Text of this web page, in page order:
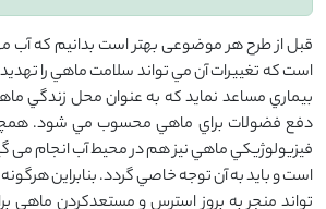
قبل از طرح هر موضوعی بهتر است بدانیم که
است كه تغييرات آن مي تواند سلامت ماهي را تهديد
بيماري مساعد نمايد كه به عنوان محل زندگي
دفع فضولات براي ماهي محسوب مي شود.
فيزيولوژيكي ماهي نیز هم در محیط آب انجام می
است و بايد به آن توجه خاصي گردد. بنابراين